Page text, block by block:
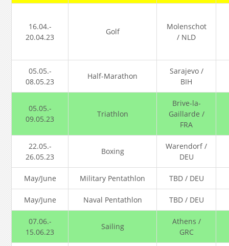
16.04.-
20.04.23
Golf
Molenschot
/ NLD
05.05.-
08.05.23
Half-Marathon
Sarajevo /
BIH
05.05.-
09.05.23
Triathlon
Brive-la-
Gaillarde /
FRA
22.05.-
26.05.23
Boxing
Warendorf /
DEU
May/June Military Pentathlon TBD / DEU
May/June Naval Pentathlon TBD / DEU
07.06.-
15.06.23
Sailing
Athens /
GRC